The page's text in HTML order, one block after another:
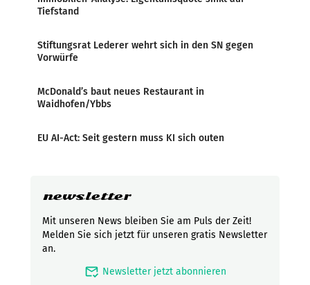
Tiefstand
Stiftungsrat Lederer wehrt sich in den SN gegen
Vorwürfe
McDonald’s baut neues Restaurant in
Waidhofen/Ybbs
EU AI-Act: Seit gestern muss KI sich outen
newsletter
Mit unseren News bleiben Sie am Puls der Zeit!
Melden Sie sich jetzt für unseren gratis Newsletter
an.
mark_email_read Newsletter jetzt abonnieren